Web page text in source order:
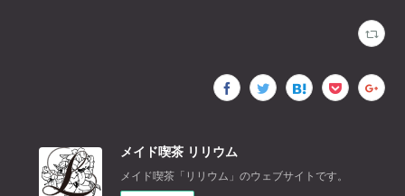
メイド喫茶 リリウム
メイド喫茶「リリウム」のウェブサイトです。